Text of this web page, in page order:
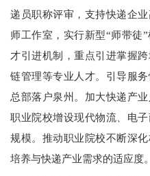
递员职称评审，支持快递企
师工作室，实行新型“师带徒
才引进机制，重点引进掌握
链管理等专业人才。引导服
总部落户泉州。加大快递产
职业院校增设现代物流、电
规模。推动职业院校不断深
培养与快递产业需求的适应度。